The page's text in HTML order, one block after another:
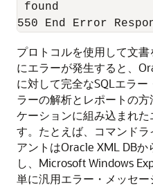
found
プロトコルを使用して文
にエラーが発生すると、
に対して完全なSQLエラ
ラーの解析とレポートの
ケーションに組み込まれ
す。たとえば、コマンド
アントはOracle XML DB
し、Microsoft Windows
単に汎用エラー・メッセー